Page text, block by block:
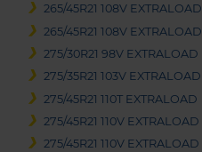
265/45R21 108V EXTRALOAD
265/45R21 108V EXTRALOAD
275/30R21 98V EXTRALOAD
275/35R21 103V EXTRALOAD
275/45R21 110T EXTRALOAD
275/45R21 110V EXTRALOAD
275/45R21 110V EXTRALOAD